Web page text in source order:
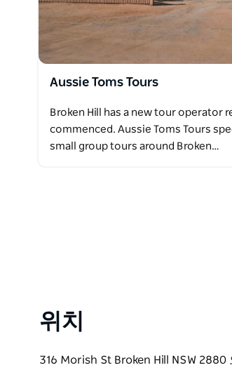
Aussie Toms Tours
Broken Hill has a new tour operator
commenced. Aussie Toms Tours
small group tours around Broken…
위치
316 Morish St Broken Hill NSW 2880